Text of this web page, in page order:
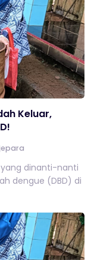
Keluar,
yang dinanti-nanti
dengue (DBD) di